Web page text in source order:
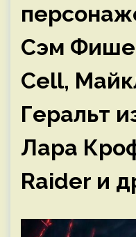
Сэм
Cell,
Геральт
Лара
Raider и